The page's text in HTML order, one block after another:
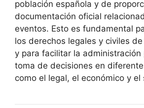
población española y de
documentación oficial
eventos. Esto es fundamental
los derechos legales y civiles
y para facilitar la administración
toma de decisiones en
como el legal, el económico y el